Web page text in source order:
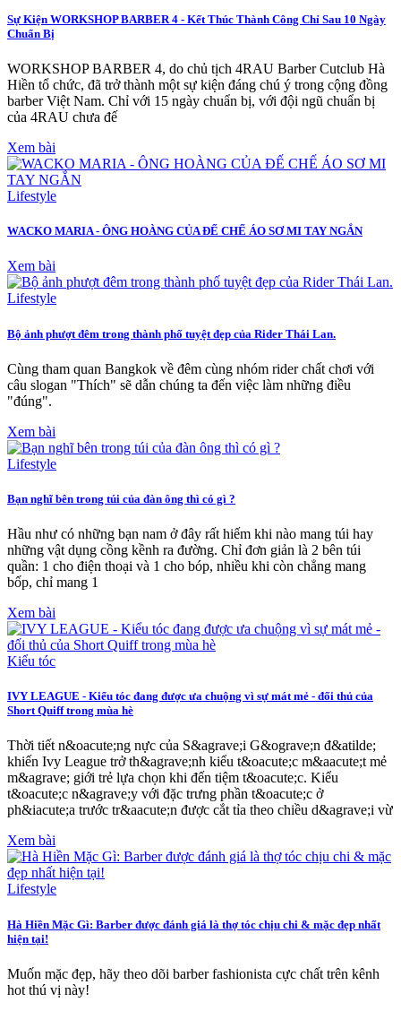
Sự Kiện WORKSHOP BARBER 4 - Kết Thúc Thành Công Chỉ Sau 10 Ngày
Chuẩn Bị
WORKSHOP BARBER 4, do chủ tịch 4RAU Barber Cutclub Hà
Hiền tổ chức, đã trở thành một sự kiện đáng chú ý trong cộng đồng
barber Việt Nam. Chỉ với 15 ngày chuẩn bị, với đội ngũ chuẩn bị
của 4RAU chưa đế
Xem bài
Lifestyle
WACKO MARIA - ÔNG HOÀNG CỦA ĐẾ CHẾ ÁO SƠ MI TAY NGẮN
Xem bài
Lifestyle
Bộ ảnh phượt đêm trong thành phố tuyệt đẹp của Rider Thái Lan.
Cùng tham quan Bangkok về đêm cùng nhóm rider chất chơi với
câu slogan "Thích" sẽ dẫn chúng ta đến việc làm những điều
"đúng".
Xem bài
Lifestyle
Bạn nghĩ bên trong túi của đàn ông thì có gì ?
Hầu như có những bạn nam ở đây rất hiếm khi nào mang túi hay
những vật dụng cồng kềnh ra đường. Chỉ đơn giản là 2 bên túi
quần: 1 cho điện thoại và 1 cho bóp, nhiều khi còn chẳng mang
bốp, chỉ mang 1
Xem bài
Kiểu tóc
IVY LEAGUE - Kiểu tóc đang được ưa chuộng vì sự mát mẻ - đối thủ của
Short Quiff trong mùa hè
Thời tiết n&oacute;ng nực của S&agrave;i G&ograve;n đ&atilde;
khiến Ivy League trở th&agrave;nh kiểu t&oacute;c m&aacute;t mẻ
m&agrave; giới trẻ lựa chọn khi đến tiệm t&oacute;c. Kiểu
t&oacute;c n&agrave;y với đặc trưng phần t&oacute;c ở
ph&iacute;a trước tr&aacute;n được cắt tỉa theo chiều d&agrave;i vừ
Xem bài
Lifestyle
Hà Hiền Mặc Gì: Barber được đánh giá là thợ tóc chịu chi & mặc đẹp nhất
hiện tại!
Muốn mặc đẹp, hãy theo dõi barber fashionista cực chất trên kênh
hot thú vị này!